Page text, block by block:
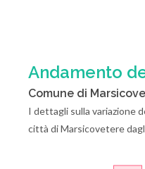
Andamento
Comune di
I dettagli sulla variazione
città di Marsicovetere